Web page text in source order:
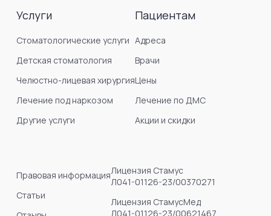
Услуги
Стоматологические услуги
Детская стоматология
Челюстно-лицевая хирургия
Лечение под наркозом
Другие услуги
Пациентам
Адреса
Врачи
Цены
Лечение по ДМС
Акции и скидки
Правовая информация
Статьи
Лицензия Стамус
Л041-01126-23/00370271
Лицензия СтамусМед
Л041-01126-23/00621467